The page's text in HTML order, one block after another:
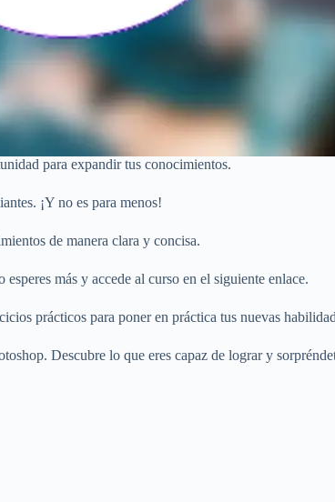
para expandir tus conocimientos.
¡Y no es para menos!
de manera clara y concisa.
más y accede al curso en el siguiente enlace.
prácticos para poner en práctica tus nuevas
Descubre lo que eres capaz de lograr y